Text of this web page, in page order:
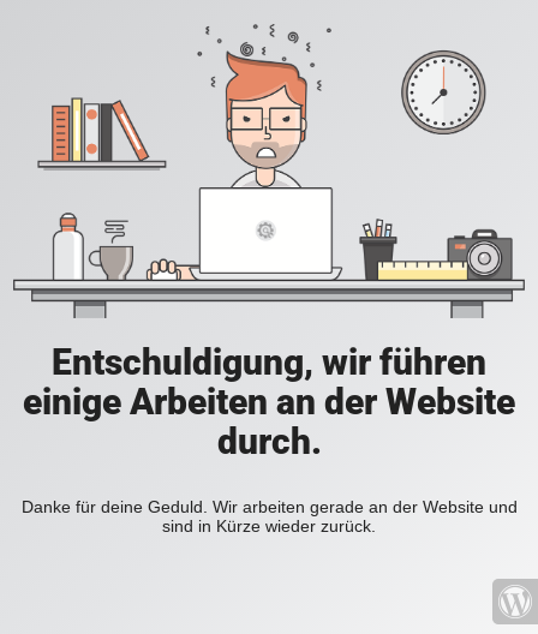
Entschuldigung, wir führen
einige Arbeiten an der Website
durch.
Danke für deine Geduld. Wir arbeiten gerade an der Website und
sind in Kürze wieder zurück.